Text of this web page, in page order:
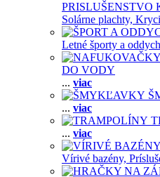
PRISLUŠENSTVO
Solárne plachty,
Letné športy a
DO VODY
... viac
... viac
... viac
Vírivé bazény,